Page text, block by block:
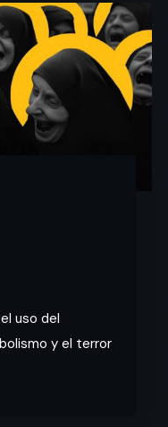
uso del
y el terror